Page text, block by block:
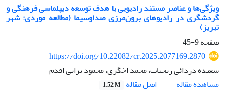
ویژگی‌ها و عناصر مستند رادیویی با هدف توسعه دیپلماسی فرهنگی و
گردشگری در رادیوهای برون‌مرزی صداوسیما (مطالعه موردی: شهر
تبریز)
صفحه9-45
https://doi.org/10.22082/cr.2025.2077169.2870
سعیده دردائی زنجناب، محمد اخگری، محمود ترابی اقدم
مشاهده مقاله
اصل مقاله 1.52 M